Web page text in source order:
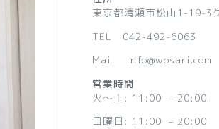
東京都清瀬市松山1-19-3
TEL 042-492-6063
Mail info@wosari.com
営業時間
火〜土: 11:00 – 20:00
日曜日: 11:00 – 20:00